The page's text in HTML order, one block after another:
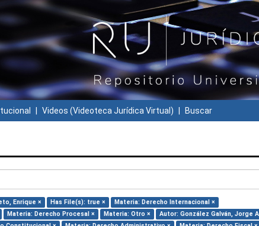
Videos (Videoteca Jurídica Virtual) Buscar
Enrique × Has File(s): true ×
Materia: Derecho Internacional ×
Materia: Derecho Procesal × Materia: Otro ×
Autor: González Galván, Jorge